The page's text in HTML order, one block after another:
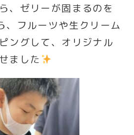
、ゼリーが固まるのを
、フルーツや生クリーム
ングして、オリジナル
ました